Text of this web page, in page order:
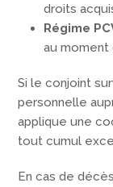
droits
Régime
au moment
Si le conjoint
personnelle
applique une
tout cumul
En cas de